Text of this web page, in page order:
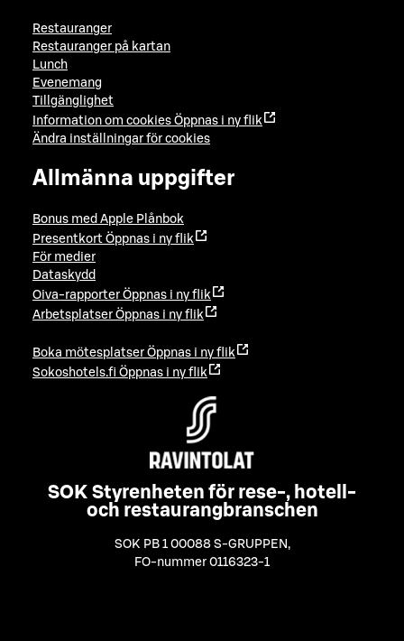
Restauranger
Restauranger på kartan
Lunch
Evenemang
Tillgänglighet
Information om cookies Öppnas i ny flik
Ändra inställningar för cookies
Allmänna uppgifter
Bonus med Apple Plånbok
Presentkort Öppnas i ny flik
För medier
Dataskydd
Oiva-rapporter Öppnas i ny flik
Arbetsplatser Öppnas i ny flik
Boka mötesplatser Öppnas i ny flik
Sokoshotels.fi Öppnas i ny flik
SOK Styrenheten för rese-, hotell-
och restaurangbranschen
SOK PB 1 00088 S-GRUPPEN ,
FO-nummer 0116323-1